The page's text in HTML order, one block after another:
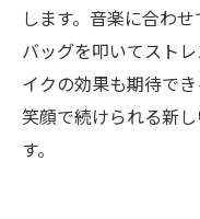
します。音楽に合わ
バッグを叩いてスト
イクの効果も期待で
笑顔で続けられる新
す。